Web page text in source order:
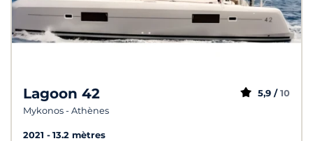
Lagoon 42
Mykonos - Athènes
5,9 / 10
2021
13.2 mètres